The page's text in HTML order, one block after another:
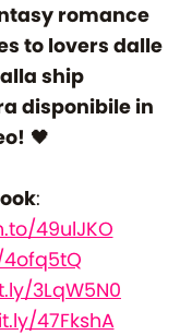
romance
to lovers dalle
ship
disponibile in
🖤
:
49ulJKO
3LqW5N0
47FkshA